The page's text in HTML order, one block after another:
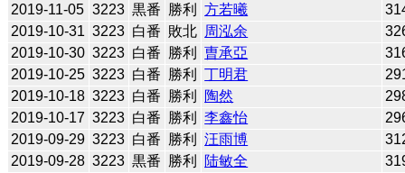
2019-11-05 3223 黒番 勝利 方若曦
2019-10-31 3223 白番 敗北 周泓余
2019-10-30 3223 白番 勝利 曺承亞
2019-10-25 3223 白番 勝利 丁明君
2019-10-18 3223 白番 勝利 陶然
2019-10-17 3223 白番 勝利 李鑫怡
2019-09-29 3223 白番 勝利 汪雨博
2019-09-28 3223 黒番 勝利 陆敏全